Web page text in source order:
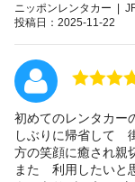
ニッポンレンタカー |
投稿日：2025-11-22
初めてのレンタカ
しぶりに帰省して
方の笑顔に癒され
また 利用したいと